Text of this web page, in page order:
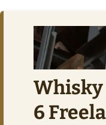
Whisky
6